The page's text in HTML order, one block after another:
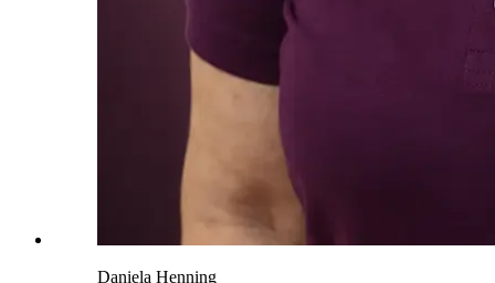
Daniela Henning